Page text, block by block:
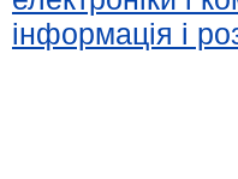
інформація і